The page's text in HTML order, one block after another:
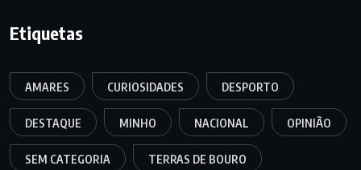
Etiquetas
AMARES CURIOSIDADES DESPORTO
DESTAQUE MINHO NACIONAL OPINIÃO
SEM CATEGORIA TERRAS DE BOURO